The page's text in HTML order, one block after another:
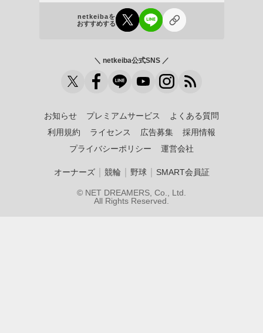
netkeibaを
おすすめする
＼ netkeiba公式SNS ／
お知らせ プレミアムサービス
よくある質問
利用規約
ライセンス 広告募集
採用情報
プライバシーポリシー
運営会社
オーナーズ｜ 競輪 野球｜ SMART会員証
© NET DREAMERS, Co., Ltd.
All Rights Reserved.